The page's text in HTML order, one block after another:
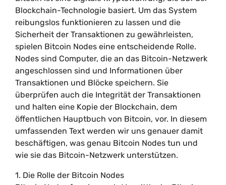
Blockchain-Technologie basiert. Um das System
reibungslos funktionieren zu lassen und die
Sicherheit der Transaktionen zu gewährleisten,
spielen Bitcoin Nodes eine entscheidende Rolle.
Nodes sind Computer, die an das Bitcoin-Netzwerk
angeschlossen sind und Informationen über
Transaktionen und Blöcke speichern. Sie
überprüfen auch die Integrität der Transaktionen
und halten eine Kopie der Blockchain, dem
öffentlichen Hauptbuch von Bitcoin, vor. In diesem
umfassenden Text werden wir uns genauer damit
beschäftigen, was genau Bitcoin Nodes tun und
wie sie das Bitcoin-Netzwerk unterstützen.
1. Die Rolle der Bitcoin Nodes